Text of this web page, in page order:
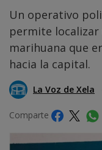
Un operativo
permite
marihuana que
hacia la capital.
La Voz de Xela
Comparte